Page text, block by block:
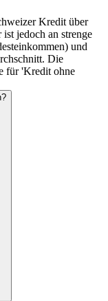
Kredit über
jedoch an strenge
und
Die
für 'Kredit ohne